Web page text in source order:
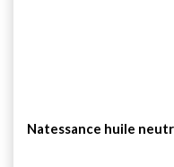
Natessance huile